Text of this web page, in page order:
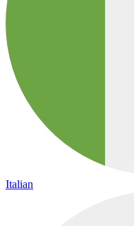
Italian